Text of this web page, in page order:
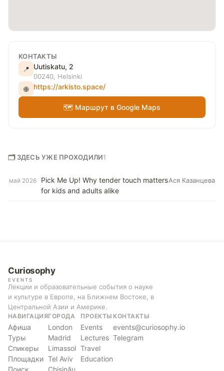
КОНТАКТЫ
📍 Uutiskatu, 2
00240, Helsinki
🌐 https://arkisto.space/
🗺 Маршрут в Google Maps
🗂 ЗДЕСЬ УЖЕ ПРОХОДИЛИ1
май 2026
Pick Me Up! Why tender touch matters
for kids and adults alike
Ася Казанцева
Curiosophy
EVENTS
Лекции и образовательные события о науке
и культуре в Европе, на Ближнем Востоке, в
Центральной Азии и Америке.
НАВИГАЦИЯ
Афиша
Туры
Спикеры
Площадки
Поиск
ГОРОДА
London
Madrid
Limassol
Tel Aviv
Chișinău
ПРОЕКТЫ
Events
Lectures
Travel
Education
КОНТАКТЫ
events@curiosophy.io
Telegram